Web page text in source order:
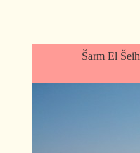
Šarm El